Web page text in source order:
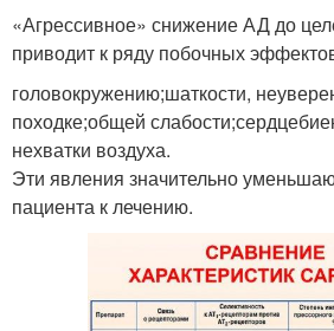
«Агрессивное» снижение АД до
приводит к ряду побочных
головокружению;шаткости,
походке;общей
нехватки воздуха.
Эти явления значительно
пациента к лечению.